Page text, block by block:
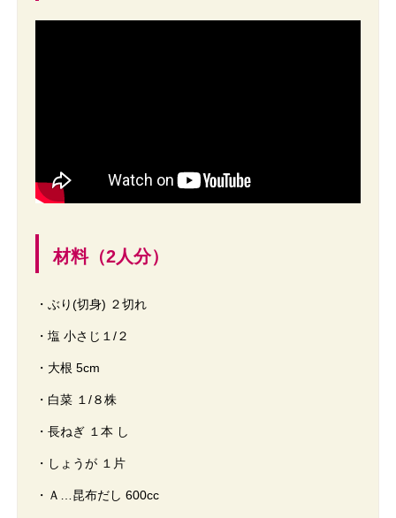
材料（2人分）
・ぶり(切身) ２切れ
・塩 小さじ１/２
・大根 5cm
・白菜 １/８株
・長ねぎ １本 し
・しょうが １片
・Ａ…昆布だし 600cc